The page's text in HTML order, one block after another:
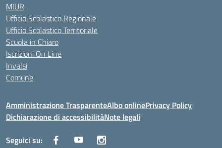
MIUR
Ufficio Scolastico Regionale
Ufficio Scolastico Territoriale
Scuola in Chiaro
Iscrizioni On Line
Invalsi
Comune
Amministrazione TrasparenteAlbo onlinePrivacy Policy
Dichiarazione di accessibilitàNote legali
Seguici su: